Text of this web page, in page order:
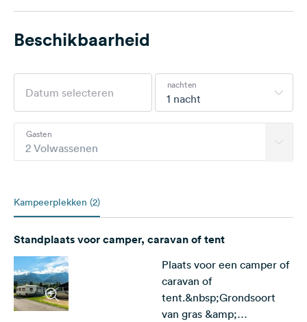
Beschikbaarheid
1 nacht
nachten
2 Volwassenen
Gasten
Kampeerplekken (2)
Standplaats voor camper, caravan of tent
Plaats voor een camper of
caravan of
tent.&nbsp;Grondsoort
van gras &amp;